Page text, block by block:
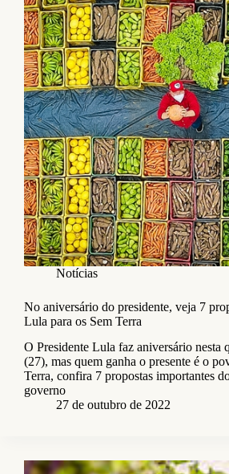
Notícias
No aniversário do presidente, veja 7
Lula para os Sem Terra
O Presidente Lula faz aniversário nesta
(27), mas quem ganha o presente é o
Terra, confira 7 propostas importantes
governo
27 de outubro de 2022